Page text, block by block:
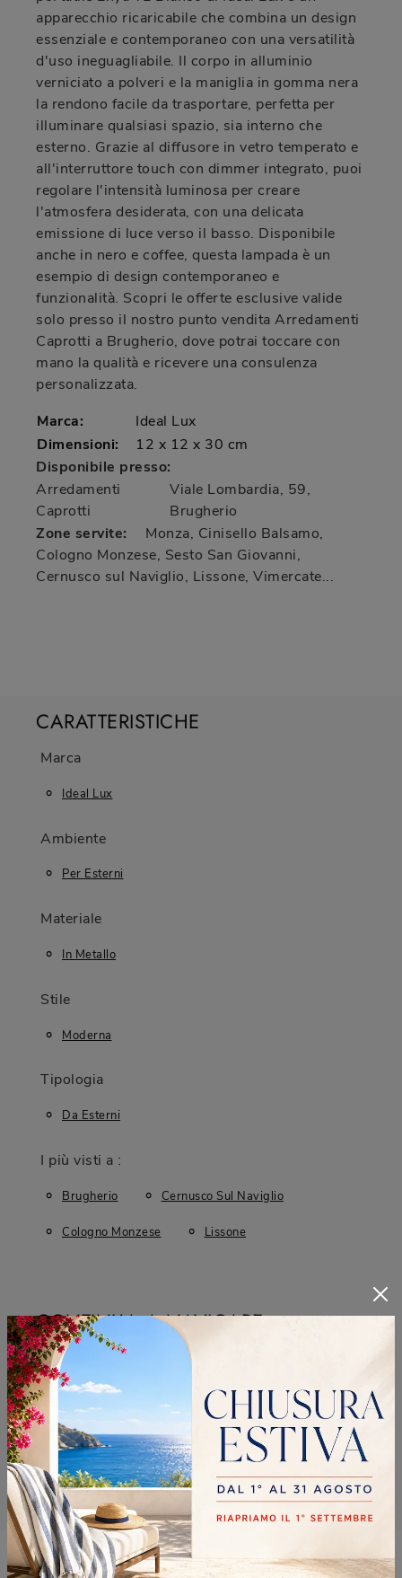
apparecchio ricaricabile che combina un design
essenziale e contemporaneo con una versatilità
d'uso ineguagliabile. Il corpo in alluminio
verniciato a polveri e la maniglia in gomma nera
la rendono facile da trasportare, perfetta per
illuminare qualsiasi spazio, sia interno che
esterno. Grazie al diffusore in vetro temperato e
all'interruttore touch con dimmer integrato, puoi
regolare l'intensità luminosa per creare
l'atmosfera desiderata, con una delicata
emissione di luce verso il basso. Disponibile
anche in nero e coffee, questa lampada è un
esempio di design contemporaneo e
funzionalità. Scopri le offerte esclusive valide
solo presso il nostro punto vendita Arredamenti
Caprotti a Brugherio, dove potrai toccare con
mano la qualità e ricevere una consulenza
personalizzata.
Marca:
Ideal Lux
Dimensioni:
12 x 12 x 30 cm
Disponibile presso:
Arredamenti
Caprotti
Viale Lombardia, 59,
Brugherio
Zone servite:
Monza, Cinisello Balsamo,
Cologno Monzese, Sesto San Giovanni,
Cernusco sul Naviglio, Lissone, Vimercate...
CARATTERISTICHE
Marca
Ideal Lux
Ambiente
Per Esterni
Materiale
In Metallo
Stile
Moderna
Tipologia
Da Esterni
I più visti a :
Brugherio Cernusco Sul Naviglio
Cologno Monzese Lissone
CONTINUA A NAVIGARE
Illuminazione Ideal Lux Brugherio
Illuminazione Ideal Lux Cernusco Sul Naviglio
Illuminazione Ideal Lux Cologno Monzese
Illuminazione Ideal Lux Lissone